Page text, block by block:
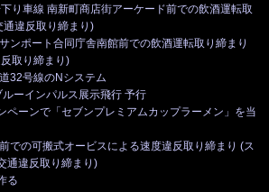
り車線 南新町商店街アーケード前での飲酒運転取
通違反取り締まり)
ンポート合同庁舎南館前での飲酒運転取り締まり
取り締まり)
32号線のNシステム
ーインパルス展示飛行 予行
ペーンで「セブンプレミアムカップラーメン」を当
での可搬式オービスによる速度違反取り締まり (ス
通違反取り締まり)
る